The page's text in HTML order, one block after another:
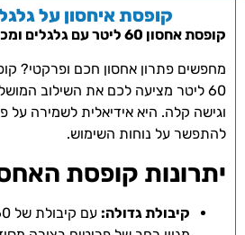
קופסת איחסון על גלגלים 60
קופסת אחסון 60 ליטר עם גלגלים ומכסה אטום
מחפשים פתרון אחסון חכם ופרקטי?
60 ליטר מציעה לכם את השילוב
וגישה קלה. היא אידיאלית לשמירה על
להתפשר על נוחות השימוש.
יתרונות קופסת האחסון 60
קיבולת גדולה: